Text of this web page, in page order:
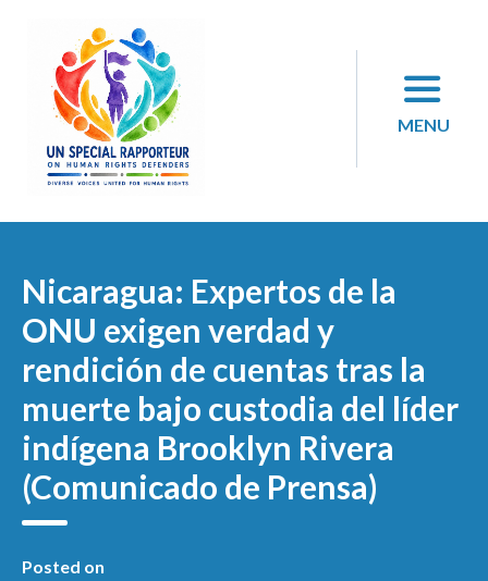
content
MENU
Nicaragua: Expertos de la
ONU exigen verdad y
rendición de cuentas tras la
muerte bajo custodia del líder
indígena Brooklyn Rivera
(Comunicado de Prensa)
Posted on